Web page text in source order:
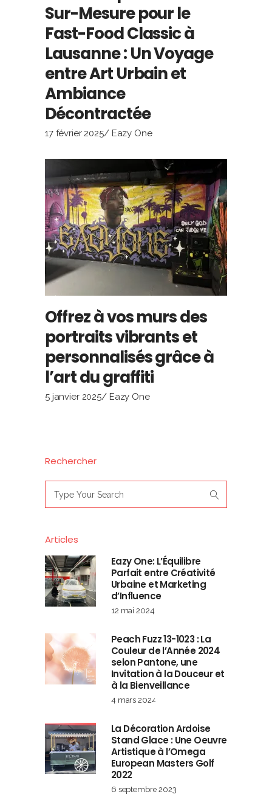
Sur-Mesure pour le
Fast-Food Classic à
Lausanne : Un Voyage
entre Art Urbain et
Ambiance
Décontractée
17 février 2025 Eazy One
Offrez à vos murs des
portraits vibrants et
personnalisés grâce à
l’art du graffiti
5 janvier 2025 Eazy One
Rechercher
for:
Articles
Eazy One: L’Équilibre
Parfait entre Créativité
Urbaine et Marketing
d’Influence
12 mai 2024
Peach Fuzz 13-1023 : La
Couleur de l’Année 2024
selon Pantone, une
Invitation à la Douceur et
à la Bienveillance
4 mars 2024
La Décoration Ardoise
Stand Glace : Une Oeuvre
Artistique à l’Omega
European Masters Golf
2022
6 septembre 2023